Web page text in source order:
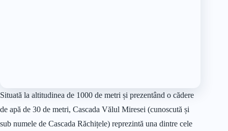
Situată la altitudinea de 1000 de metri și prezentând o cădere
de apă de 30 de metri, Cascada Vălul Miresei (cunoscută și
sub numele de Cascada Răchițele) reprezintă una dintre cele